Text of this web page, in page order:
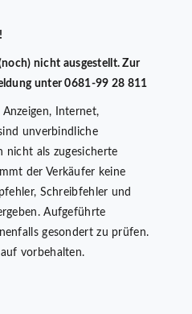
nicht ausgestellt. Zur
unter 0681-99 28 811
Anzeigen, Internet,
unverbindliche
nicht als zugesicherte
der Verkäufer keine
Schreibfehler und
Aufgeführte
gesondert zu prüfen.
vorbehalten.